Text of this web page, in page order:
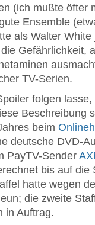
(ich mußte öfter
Ensemble
als Walter
Gefährlichkeit,
TV-Serien.
folgen
Beschreibung
beim
deutsche DVD-
PayTV-Sender
bis auf die
hatte wegen
die zweite
in Auftrag.